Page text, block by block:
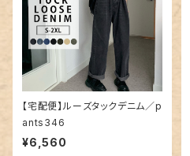
【宅配便】ルーズタックデニム／p
ants346
¥6,560